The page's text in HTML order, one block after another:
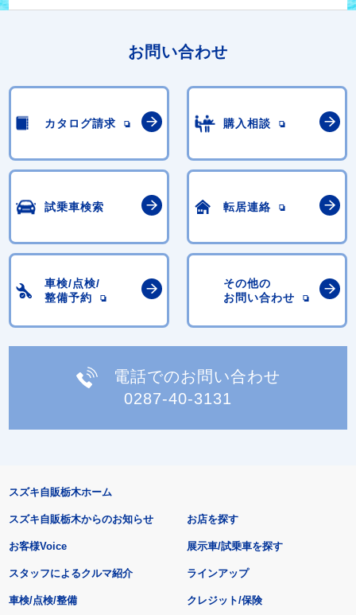
お問い合わせ
カタログ請求 購入相談
試乗車検索 転居連絡
車検/点検/
整備予約
その他の
お問い合わせ
電話でのお問い合わせ
0287-40-3131
スズキ自販栃木ホーム
スズキ自販栃木からのお知らせ
お客様Voice
スタッフによるクルマ紹介
お店を探す
展示車/試乗車を探す
ラインアップ
車検/点検/整備 クレジット/保険